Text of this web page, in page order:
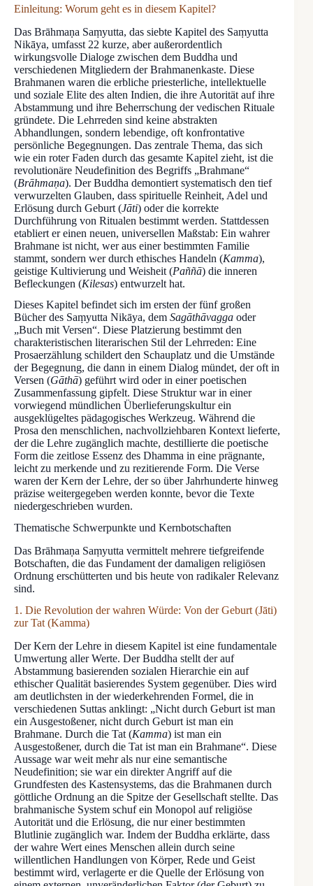
Einleitung: Worum geht es in diesem Kapitel?
Das Brāhmaṇa Saṃyutta, das siebte Kapitel des Saṃyutta
Nikāya, umfasst 22 kurze, aber außerordentlich
wirkungsvolle Dialoge zwischen dem Buddha und
verschiedenen Mitgliedern der Brahmanenkaste. Diese
Brahmanen waren die erbliche priesterliche, intellektuelle
und soziale Elite des alten Indien, die ihre Autorität auf ihre
Abstammung und ihre Beherrschung der vedischen Rituale
gründete. Die Lehrreden sind keine abstrakten
Abhandlungen, sondern lebendige, oft konfrontative
persönliche Begegnungen. Das zentrale Thema, das sich
wie ein roter Faden durch das gesamte Kapitel zieht, ist die
revolutionäre Neudefinition des Begriffs „Brahmane“
(Brāhmaṇa). Der Buddha demontiert systematisch den tief
verwurzelten Glauben, dass spirituelle Reinheit, Adel und
Erlösung durch Geburt (Jāti) oder die korrekte
Durchführung von Ritualen bestimmt werden. Stattdessen
etabliert er einen neuen, universellen Maßstab: Ein wahrer
Brahmane ist nicht, wer aus einer bestimmten Familie
stammt, sondern wer durch ethisches Handeln (Kamma),
geistige Kultivierung und Weisheit (Paññā) die inneren
Befleckungen (Kilesas) entwurzelt hat.
Dieses Kapitel befindet sich im ersten der fünf großen
Bücher des Saṃyutta Nikāya, dem Sagāthāvagga oder
„Buch mit Versen“. Diese Platzierung bestimmt den
charakteristischen literarischen Stil der Lehrreden: Eine
Prosaerzählung schildert den Schauplatz und die Umstände
der Begegnung, die dann in einem Dialog mündet, der oft in
Versen (Gāthā) geführt wird oder in einer poetischen
Zusammenfassung gipfelt. Diese Struktur war in einer
vorwiegend mündlichen Überlieferungskultur ein
ausgeklügeltes pädagogisches Werkzeug. Während die
Prosa den menschlichen, nachvollziehbaren Kontext lieferte,
der die Lehre zugänglich machte, destillierte die poetische
Form die zeitlose Essenz des Dhamma in eine prägnante,
leicht zu merkende und zu rezitierende Form. Die Verse
waren der Kern der Lehre, der so über Jahrhunderte hinweg
präzise weitergegeben werden konnte, bevor die Texte
niedergeschrieben wurden.
Thematische Schwerpunkte und Kernbotschaften
Das Brāhmaṇa Saṃyutta vermittelt mehrere tiefgreifende
Botschaften, die das Fundament der damaligen religiösen
Ordnung erschütterten und bis heute von radikaler Relevanz
sind.
1. Die Revolution der wahren Würde: Von der Geburt (Jāti)
zur Tat (Kamma)
Der Kern der Lehre in diesem Kapitel ist eine fundamentale
Umwertung aller Werte. Der Buddha stellt der auf
Abstammung basierenden sozialen Hierarchie ein auf
ethischer Qualität basierendes System gegenüber. Dies wird
am deutlichsten in der wiederkehrenden Formel, die in
verschiedenen Suttas anklingt: „Nicht durch Geburt ist man
ein Ausgestoßener, nicht durch Geburt ist man ein
Brahmane. Durch die Tat (Kamma) ist man ein
Ausgestoßener, durch die Tat ist man ein Brahmane“. Diese
Aussage war weit mehr als nur eine semantische
Neudefinition; sie war ein direkter Angriff auf die
Grundfesten des Kastensystems, das die Brahmanen durch
göttliche Ordnung an die Spitze der Gesellschaft stellte. Das
brahmanische System schuf ein Monopol auf religiöse
Autorität und die Erlösung, die nur einer bestimmten
Blutlinie zugänglich war. Indem der Buddha erklärte, dass
der wahre Wert eines Menschen allein durch seine
willentlichen Handlungen von Körper, Rede und Geist
bestimmt wird, verlagerte er die Quelle der Erlösung von